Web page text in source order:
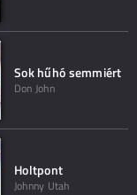
Sok hűhó semmiért
Don John
Holtpont
Johnny Utah